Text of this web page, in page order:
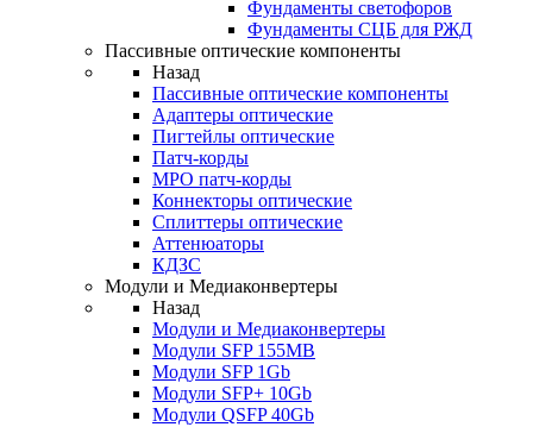
Фундаменты светофоров
Фундаменты СЦБ для РЖД
Пассивные оптические компоненты
Назад
Пассивные оптические компоненты
Адаптеры оптические
Пигтейлы оптические
Патч-корды
MPO патч-корды
Коннекторы оптические
Сплиттеры оптические
Аттенюаторы
КДЗС
Модули и Медиаконвертеры
Назад
Модули и Медиаконвертеры
Модули SFP 155MB
Модули SFP 1Gb
Модули SFP+ 10Gb
Модули QSFP 40Gb